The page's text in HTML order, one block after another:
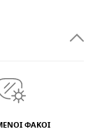
ΦΑΚΟΙ